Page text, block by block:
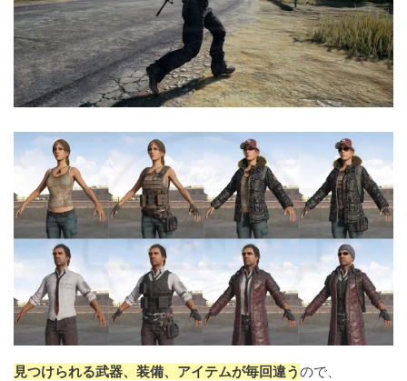
見つけられる武器、装備、アイテムが毎回違うので、